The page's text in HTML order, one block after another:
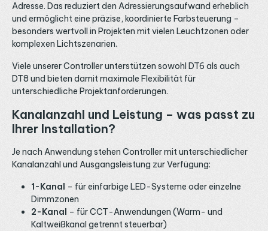
Adresse. Das reduziert den Adressierungsaufwand erheblich
und ermöglicht eine präzise, koordinierte Farbsteuerung –
besonders wertvoll in Projekten mit vielen Leuchtzonen oder
komplexen Lichtszenarien.
Viele unserer Controller unterstützen sowohl DT6 als auch
DT8 und bieten damit maximale Flexibilität für
unterschiedliche Projektanforderungen.
Kanalanzahl und Leistung – was passt zu
Ihrer Installation?
Je nach Anwendung stehen Controller mit unterschiedlicher
Kanalanzahl und Ausgangsleistung zur Verfügung:
1-Kanal – für einfarbige LED-Systeme oder einzelne
Dimmzonen
2-Kanal – für CCT-Anwendungen (Warm- und
Kaltweißkanal getrennt steuerbar)